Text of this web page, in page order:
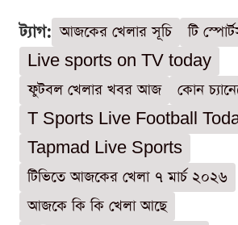
ট্যাগ: আজকের খেলার সূচি
টি
Live sports on TV today
ফুটবল খেলার খবর আজ
কোন
T Sports Live Football
Tapmad Live Sports
টিভিতে আজকের খেলা ৭ মার্চ ২০২৬
আজকে কি কি খেলা আছে